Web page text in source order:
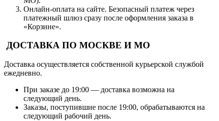
Онлайн-оплата на сайте. Безопасный платеж через
платежный шлюз сразу после оформления заказа в
«Корзине».
ДОСТАВКА ПО МОСКВЕ И МО
Доставка осуществляется собственной курьерской службой
ежедневно.
При заказе до 19:00 — доставка возможна на
следующий день.
Заказы, поступившие после 19:00, обрабатываются на
следующий рабочий день.